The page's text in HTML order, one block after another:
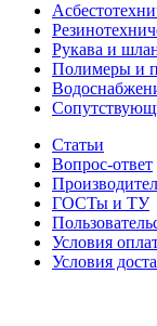
Рукава и
Полимеры и
Статьи
Вопрос-ответ
ГОСТы и ТУ
Условия
Условия